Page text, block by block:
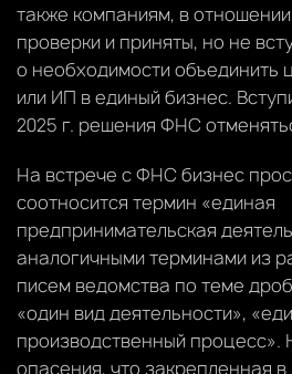
также компаниям, в
проверки и приняты, но не
о необходимости объединить
или ИП в единый бизнес.
2025 г. решения ФНС
На встрече с ФНС бизнес
соотносится термин «единая
предпринимательская
аналогичными терминами из
писем ведомства по теме
«один вид деятельности»,
производственный процесс».
опасения, что закрепленная в